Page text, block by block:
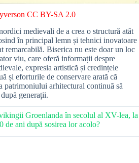
CC BY-SA 2.0
medievali de a crea o structură atât
în principal lemn și tehnici inovatoare
remarcabilă. Biserica nu este doar un loc
viu, care oferă informații despre
expresia artistică și credințele
și eforturile de conservare arată că
patrimoniului arhitectural continuă să
generații.
Groenlanda în secolul al XV-lea, la
de ani după sosirea lor acolo?